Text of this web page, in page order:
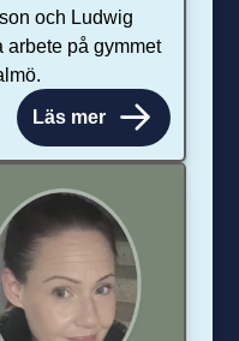
och Ludwig
arbete på gymmet
Läs mer